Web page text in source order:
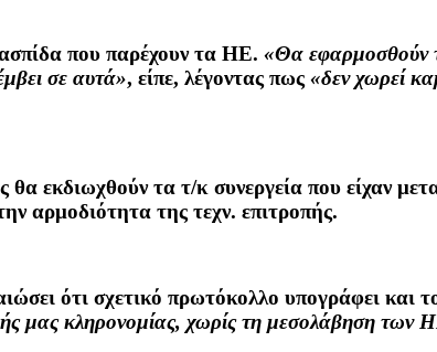
που παρέχουν τα ΗΕ. «Θα εφαρμοσθούν
σε αυτά», είπε, λέγοντας πως «δεν χωρεί
εκδιωχθούν τα τ/κ συνεργεία που είχαν
αρμοδιότητα της τεχν. επιτροπής.
ότι σχετικό πρωτόκολλο υπογράφει και
μας κληρονομίας, χωρίς τη μεσολάβηση των